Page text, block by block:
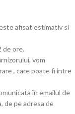
afisat estimativ si
de ore.
vom
, care poate fi intre
în emailul de
de pe adresa de